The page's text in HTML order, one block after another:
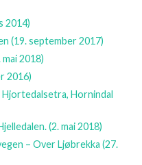
2014)
(19. september 2017)
mai 2018)
2016)
Hornindal
(2. mai 2018)
– Over Ljøbrekka(27.